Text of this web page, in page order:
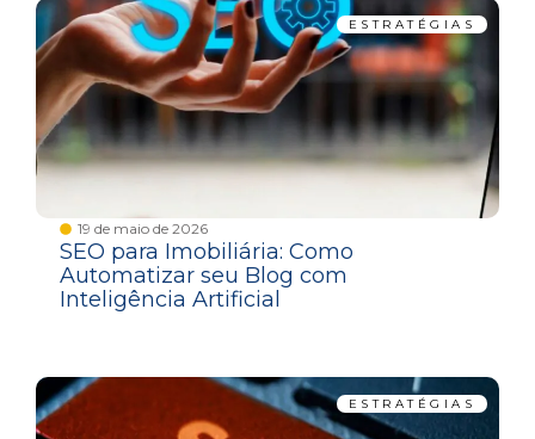
ESTRATÉGIAS
19 de maio de 2026
SEO para Imobiliária: Como
Automatizar seu Blog com
Inteligência Artificial
ESTRATÉGIAS